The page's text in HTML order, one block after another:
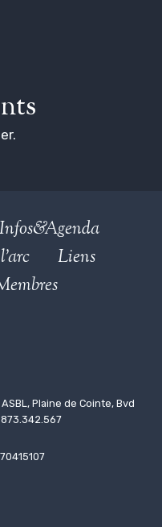
Infos&Agenda
Liens
Plaine de Cointe, Bvd